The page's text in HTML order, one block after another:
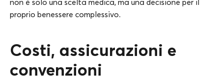
non è solo una scelta medica, ma una decisione per il
proprio benessere complessivo.
Costi, assicurazioni e
convenzioni